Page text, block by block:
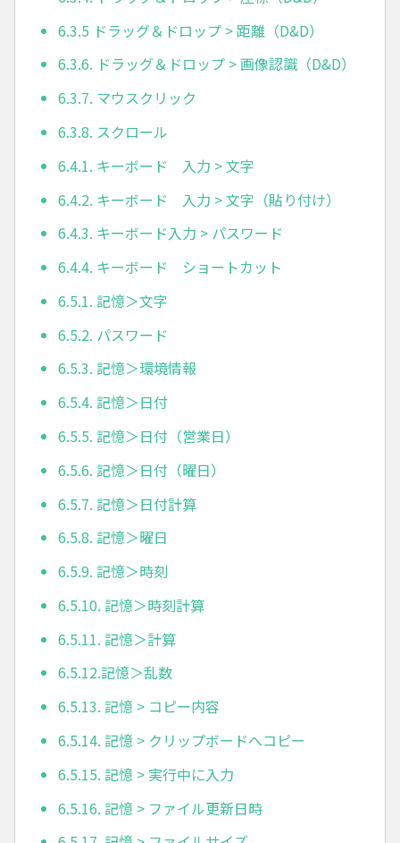
6.3.5 ドラッグ＆ドロップ > 距離（D&D）
6.3.6. ドラッグ＆ドロップ > 画像認識（D&D）
6.3.7. マウスクリック
6.3.8. スクロール
6.4.1. キーボード 入力 > 文字
6.4.2. キーボード 入力 > 文字（貼り付け）
6.4.3. キーボード入力 > パスワード
6.4.4. キーボード ショートカット
6.5.1. 記憶＞文字
6.5.2. パスワード
6.5.3. 記憶＞環境情報
6.5.4. 記憶＞日付
6.5.5. 記憶＞日付（営業日）
6.5.6. 記憶＞日付（曜日）
6.5.7. 記憶＞日付計算
6.5.8. 記憶＞曜日
6.5.9. 記憶＞時刻
6.5.10. 記憶＞時刻計算
6.5.11. 記憶＞計算
6.5.12.記憶＞乱数
6.5.13. 記憶 > コピー内容
6.5.14. 記憶 > クリップボードへコピー
6.5.15. 記憶 > 実行中に入力
6.5.16. 記憶 > ファイル更新日時